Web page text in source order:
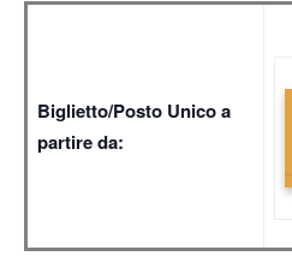
Biglietto/Posto Unico a
partire da: